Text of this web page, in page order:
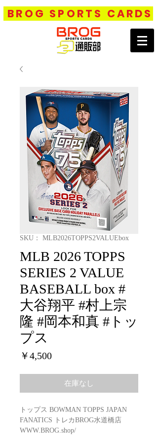
BROG SPORTS CARDS
SKU： MLB2026TOPPS2VALUEbox
MLB 2026 TOPPS
SERIES 2 VALUE
BASEBALL box #
大谷翔平 #村上宗
隆 #岡本和真 #トッ
プス
￥4,500価
在庫なし
トップス BOWMAN TOPPS JAPAN
FANATICS トレカBROG水道橋店
WWW.BROG.shop/